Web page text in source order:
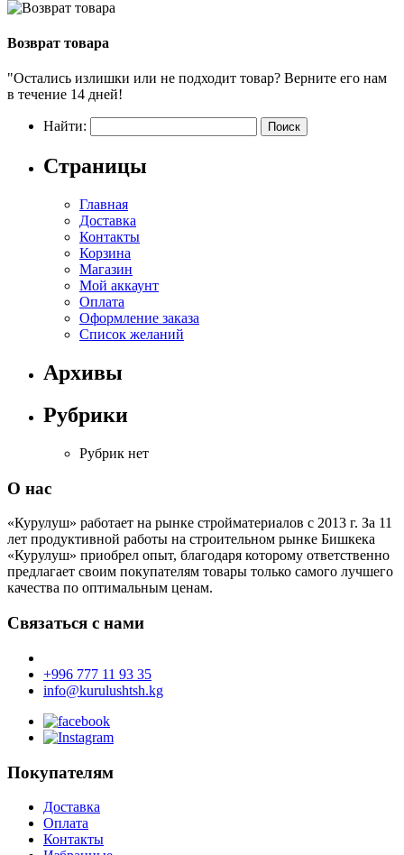
Возврат товара
"Остались излишки или не подходит товар? Верните его нам
в течение 14 дней!
Найти:
Страницы
Главная
Доставка
Контакты
Корзина
Магазин
Мой аккаунт
Оплата
Оформление заказа
Список желаний
Архивы
Рубрики
Рубрик нет
О нас
«Курулуш» работает на рынке стройматериалов с 2013 г. За 11
лет продуктивной работы на строительном рынке Бишкека
«Курулуш» приобрел опыт, благодаря которому ответственно
предлагает своим покупателям товары только самого лучшего
качества по оптимальным ценам.
Связаться с нами
+996 777 11 93 35
info@kurulushtsh.kg
Покупателям
Доставка
Оплата
Контакты